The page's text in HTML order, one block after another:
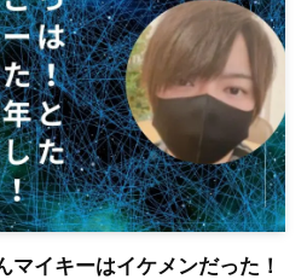
マイキーはイケメンだった！